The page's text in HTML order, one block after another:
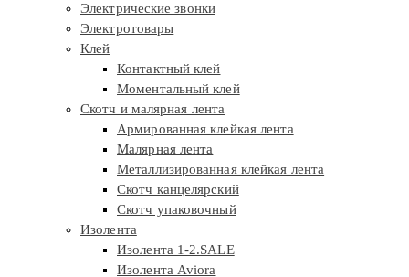
Электрические звонки
Электротовары
Клей
Контактный клей
Моментальный клей
Скотч и малярная лента
Армированная клейкая лента
Малярная лента
Металлизированная клейкая лента
Скотч канцелярский
Скотч упаковочный
Изолента
Изолента 1-2.SALE
Изолента Aviora